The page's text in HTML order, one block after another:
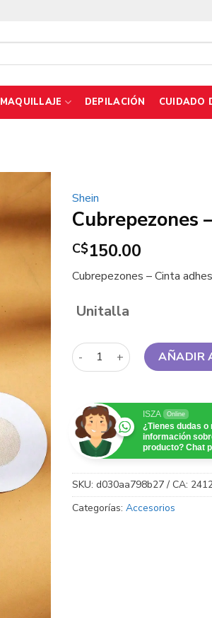
MAQUILLAJE DEPILACIÓN CUIDADO
Shein
Cubrepezones
C$150.00
Cubrepezones – Cinta
Unitalla
Cubrepezones - CintaAÑADIR
ISZA Online
¿Tienes dudas
información
producto? Chat
SKU: d030aa798b27 / CA:
Categorías: Accesorios